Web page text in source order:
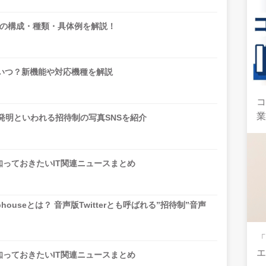
構成・種類・具体例を解説！
？新機能や対応機種を解説
といわれる招待制の写真SNSを紹介
ておきたいIT関連ニュースまとめ
とは？ 音声版Twitterとも呼ばれる”招待制”音声
ておきたいIT関連ニュースまとめ